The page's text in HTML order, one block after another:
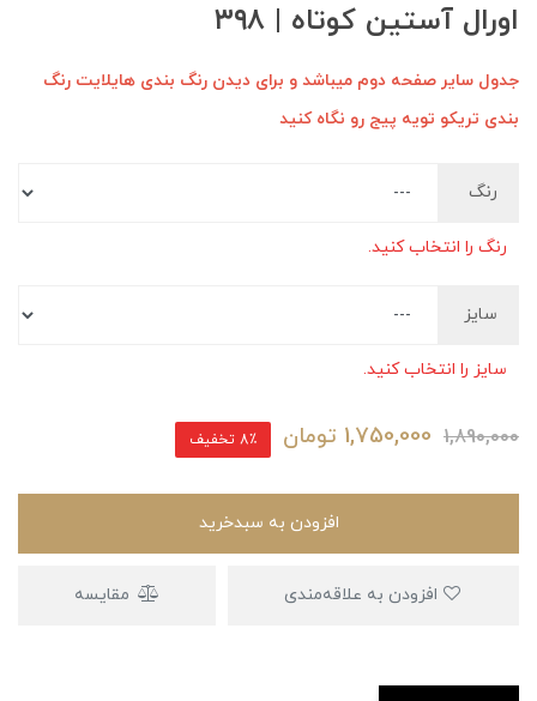
اورال آستین کوتاه | ۳۹۸
جدول سایر صفحه دوم میباشد و برای دیدن رنگ بندی هایلایت رنگ
بندی تریکو تویه پیج رو نگاه کنید
رنگ
رنگ را انتخاب کنید.
سایز
سایز را انتخاب کنید.
1,890,000
1,750,000 تومان 8٪ تخفیف
افزودن به سبدخرید
مقایسه